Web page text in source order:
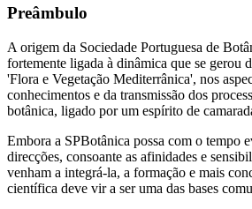
Preâmbulo
A origem da Sociedade Portuguesa de
fortemente ligada à dinâmica que se gerou
'Flora e Vegetação Mediterrânica', nos
conhecimentos e da transmissão dos
botânica, ligado por um espírito de
Embora a SPBotânica possa com o tempo
direcções, consoante as afinidades e
venham a integrá-la, a formação e mais
científica deve vir a ser uma das bases